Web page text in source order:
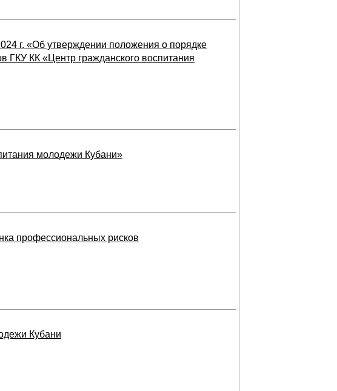
г. «Об утверждении положения о порядке
ГКУ КК «Центр гражданского воспитания
молодежи Кубани»
профессиональных рисков
Кубани